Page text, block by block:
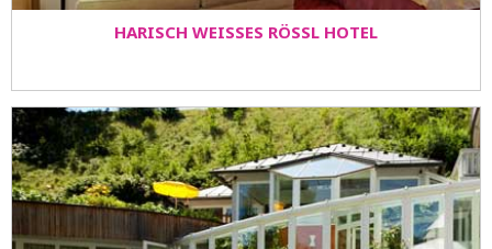
HARISCH WEISSES RÖSSL HOTEL